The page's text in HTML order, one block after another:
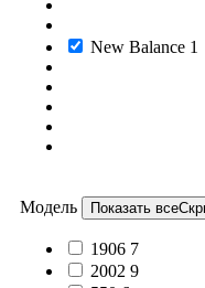
New Balance 1
Модель Показать все
1906 7
2002 9